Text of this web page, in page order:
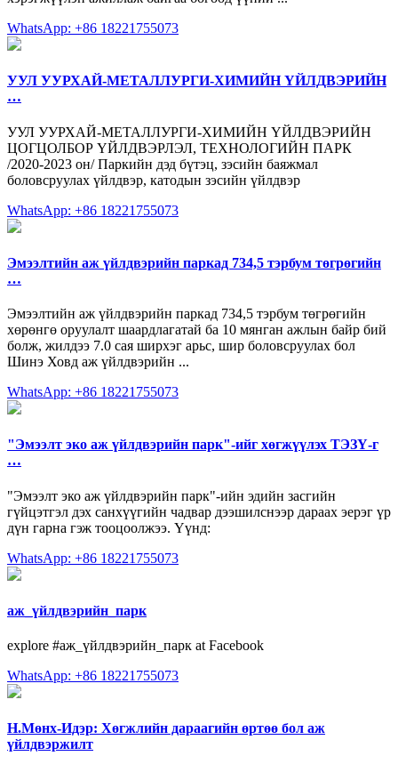
WhatsApp: +86 18221755073
УУЛ УУРХАЙ-МЕТАЛЛУРГИ-ХИМИЙН ҮЙЛДВЭРИЙН
…
УУЛ УУРХАЙ-МЕТАЛЛУРГИ-ХИМИЙН ҮЙЛДВЭРИЙН
ЦОГЦОЛБОР ҮЙЛДВЭРЛЭЛ, ТЕХНОЛОГИЙН ПАРК
/2020-2023 он/ Паркийн дэд бүтэц, зэсийн баяжмал
боловсруулах үйлдвэр, катодын зэсийн үйлдвэр
WhatsApp: +86 18221755073
Эмээлтийн аж үйлдвэрийн паркад 734,5 тэрбум төгрөгийн
…
Эмээлтийн аж үйлдвэрийн паркад 734,5 тэрбум төгрөгийн
хөрөнгө оруулалт шаардлагатай ба 10 мянган ажлын байр бий
болж, жилдээ 7.0 сая ширхэг арьс, шир боловсруулах бол
Шинэ Ховд аж үйлдвэрийн ...
WhatsApp: +86 18221755073
"Эмээлт эко аж үйлдвэрийн парк"-ийг хөгжүүлэх ТЭЗҮ-г
…
"Эмээлт эко аж үйлдвэрийн парк"-ийн эдийн засгийн
гүйцэтгэл дэх санхүүгийн чадвар дээшилснээр дараах эерэг үр
дүн гарна гэж тооцоолжээ. Үүнд:
WhatsApp: +86 18221755073
аж_үйлдвэрийн_парк‬
explore #аж_үйлдвэрийн_парк at Facebook
WhatsApp: +86 18221755073
Н.Мөнх-Идэр: Хөгжлийн дараагийн өртөө бол аж
үйлдвэржилт